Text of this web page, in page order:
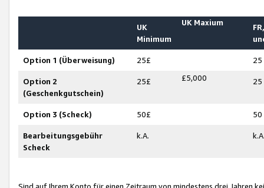
UK
Minimum
UK Maxium
Option 1 (Überweisung) 25£ 25
Option 2
(Geschenkgutschein)
25£ £5,000 25
Option 3 (Scheck) 50£ 50
Bearbeitungsgebühr
Scheck
k.A.
Sind auf Ihrem Konto für einen Zeitraum von mindestens drei Jahren